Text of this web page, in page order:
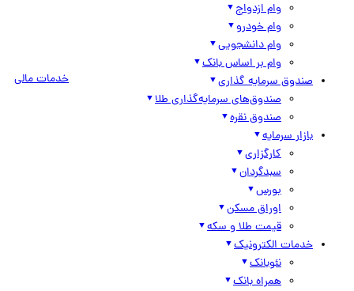
وام ازدواج
وام خودرو
وام دانشجویی
وام بر اساس بانک
صندوق سرمایه گذاری
صندوق‌های سرمایه‌گذاری طلا
صندوق نقره
بازار سرمایه
کارگزاری
سبدگردان
بورس
اوراق مسکن
قیمت طلا و سکه
خدمات الکترونیک
نئوبانک
همراه بانک
خدمات مالی